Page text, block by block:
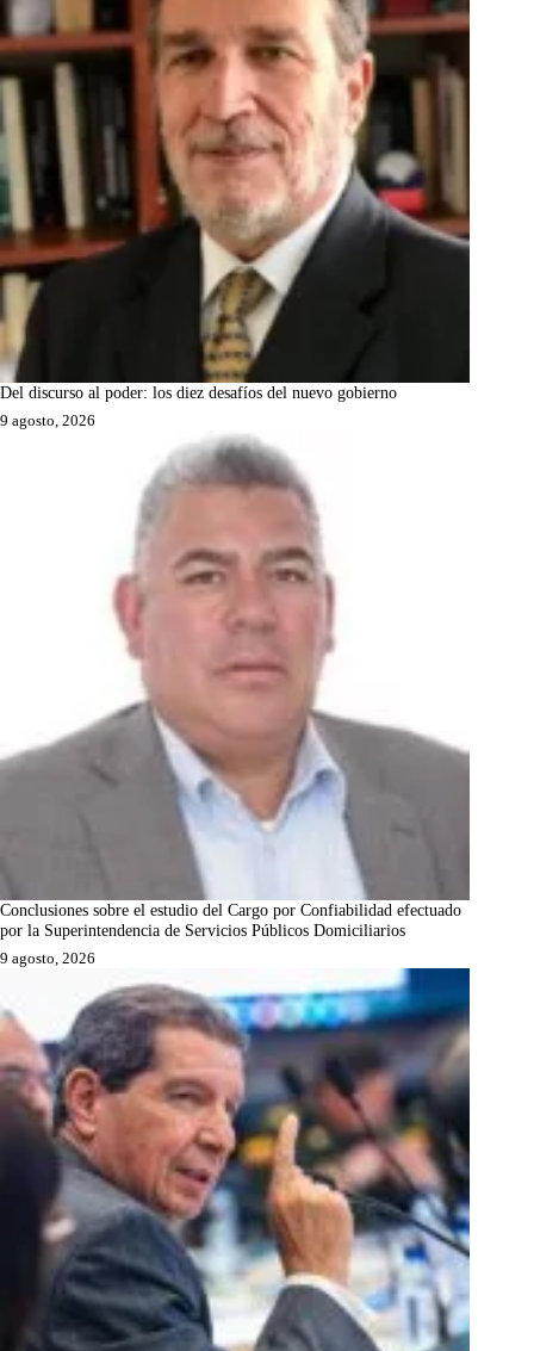
Del discurso al poder: los diez desafíos del nuevo gobierno
9 agosto, 2026
Conclusiones sobre el estudio del Cargo por Confiabilidad efectuado
por la Superintendencia de Servicios Públicos Domiciliarios
9 agosto, 2026